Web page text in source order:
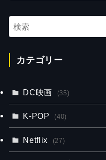
カテゴリー
DC映画 (35)
K-POP (40)
Netflix (27)